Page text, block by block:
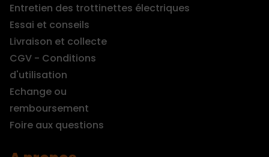
Entretien des trottinettes électriques
Essai et conseils
Livraison et collecte
CGV - Conditions
d'utilisation
Echange ou
remboursement
Foire aux questions